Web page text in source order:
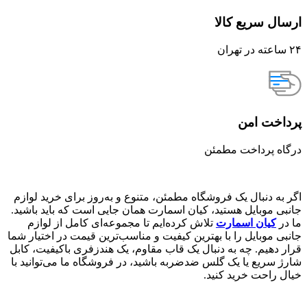
ارسال سریع کالا
۲۴ ساعته در تهران
پرداخت امن
درگاه پرداخت مطمئن
اگر به دنبال یک فروشگاه مطمئن، متنوع و به‌روز برای خرید لوازم
جانبی موبایل هستید، کیان اسمارت همان جایی است که باید باشید.
ما درکیان اسمارت تلاش کرده‌ایم تا مجموعه‌ای کامل از لوازم
جانبی موبایل را با بهترین کیفیت و مناسب‌ترین قیمت در اختیار شما
قرار دهیم. چه به دنبال یک قاب مقاوم، یک هندزفری باکیفیت، کابل
شارژ سریع یا یک گلس ضدضربه باشید، در فروشگاه ما می‌توانید با
خیال راحت خرید کنید.